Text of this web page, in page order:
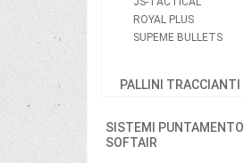
ROYAL PLUS
SUPEME BULLETS
PALLINI TRACCIANTI
SISTEMI PUNTAMENTO
SOFTAIR